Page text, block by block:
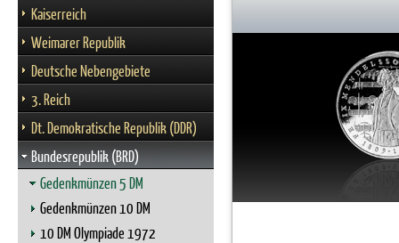
Kaiserreich
Weimarer Republik
Deutsche Nebengebiete
3. Reich
Dt. Demokratische Republik (DDR)
Bundesrepublik (BRD)
Gedenkmünzen 5 DM
Gedenkmünzen 10 DM
10 DM Olympiade 1972